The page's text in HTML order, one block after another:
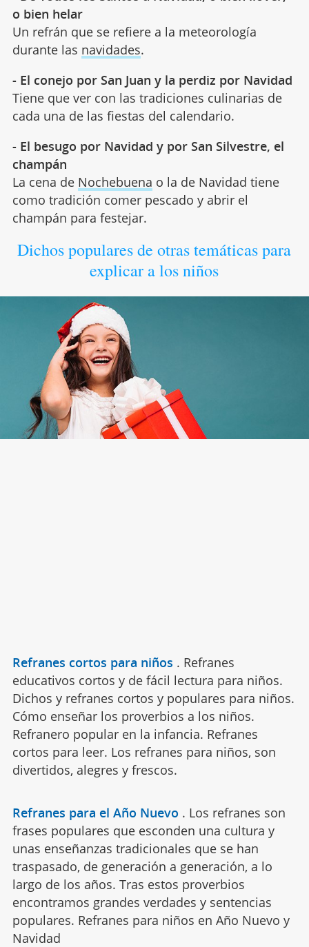
o bien helar
Un refrán que se refiere a la meteorología
durante las navidades.
- El conejo por San Juan y la perdiz por Navidad
Tiene que ver con las tradiciones culinarias de
cada una de las fiestas del calendario.
- El besugo por Navidad y por San Silvestre, el
champán
La cena de Nochebuena o la de Navidad tiene
como tradición comer pescado y abrir el
champán para festejar.
Dichos populares de otras temáticas para
explicar a los niños
Refranes cortos para niños . Refranes
educativos cortos y de fácil lectura para niños.
Dichos y refranes cortos y populares para niños.
Cómo enseñar los proverbios a los niños.
Refranero popular en la infancia. Refranes
cortos para leer. Los refranes para niños, son
divertidos, alegres y frescos.
Refranes para el Año Nuevo . Los refranes son
frases populares que esconden una cultura y
unas enseñanzas tradicionales que se han
traspasado, de generación a generación, a lo
largo de los años. Tras estos proverbios
encontramos grandes verdades y sentencias
populares. Refranes para niños en Año Nuevo y
Navidad